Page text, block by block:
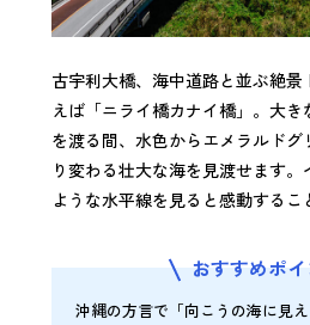
古宇利大橋、海中道路と並ぶ絶
えば「ニライ橋カナイ橋」。大
を渡る間、水色からエメラルド
り変わる壮大な海を見渡せます
ような水平線を見ると感動するこ
おすすめポ
沖縄の方言で「向こうの海に見